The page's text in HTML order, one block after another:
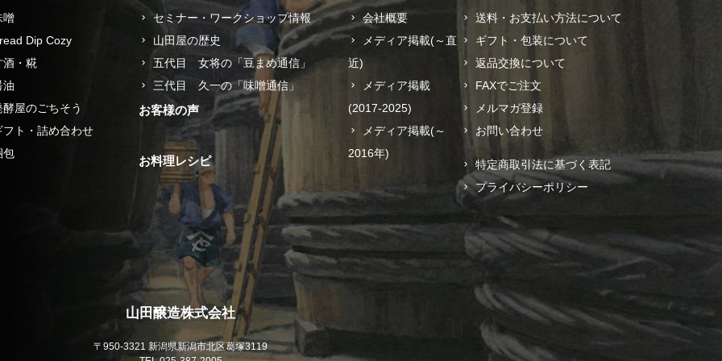
噌
Dip Cozy
酒・糀
油
酵屋のごちそう
フト・詰め合わせ
包
セミナー・ワークショップ情報
山田屋の歴史
五代目 女将の「豆まめ通信」
三代目 久一の「味噌通信」
お客様の声
お料理レシピ
会社概要
メディア掲載(～直
近)
メディア掲載
(2017-2025)
メディア掲載(～
2016年)
送料・お支払い方法について
ギフト・包装について
返品交換について
FAXでご注文
メルマガ登録
お問い合わせ
特定商取引法に基づく表記
プライバシーポリシー
山田醸造株式会社
〒950-3321 新潟県新潟市北区葛塚3119